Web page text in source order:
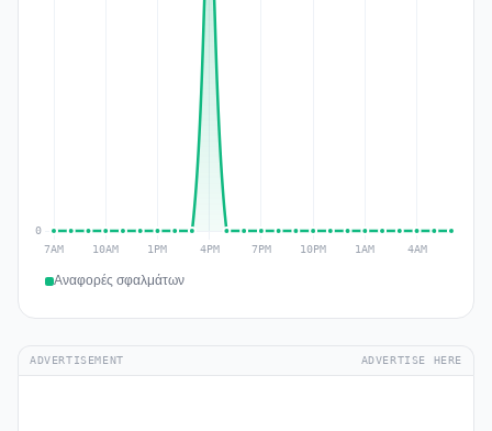
Αναφορές σφαλμάτων
ADVERTISEMENT ADVERTISE HERE